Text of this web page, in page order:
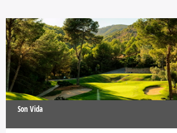
Son Vida